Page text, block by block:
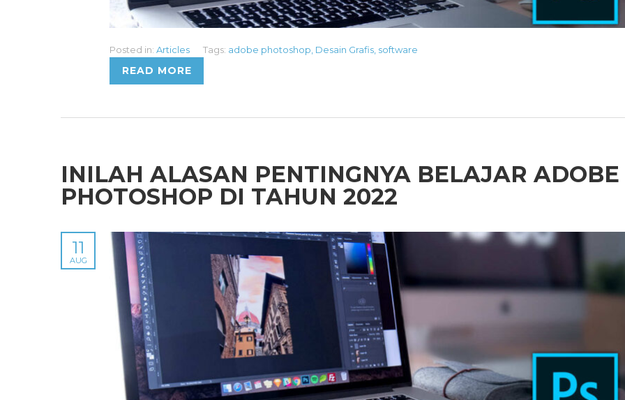
Posted in: Articles Tags: adobe photoshop Desain Grafis software
READ MORE
INILAH ALASAN PENTINGNYA BELAJAR ADOBE
PHOTOSHOP DI TAHUN 2022
11
AUG